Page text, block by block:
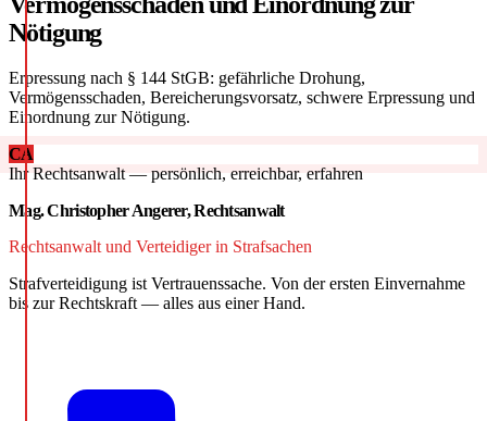
Nötigung
Erpressung nach § 144 StGB: gefährliche Drohung,
Vermögensschaden, Bereicherungsvorsatz, schwere Erpressung und
Einordnung zur Nötigung.
CA
Ihr Rechtsanwalt — persönlich, erreichbar, erfahren
Mag. Christopher Angerer, Rechtsanwalt
Rechtsanwalt und Verteidiger in Strafsachen
Strafverteidigung ist Vertrauenssache. Von der ersten Einvernahme
bis zur Rechtskraft — alles aus einer Hand.